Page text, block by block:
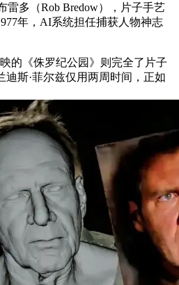
雷多（Rob Bredow），片子手艺
年，AI系统担任捕获人物神志
《侏罗纪公园》则完全了片子
斯·菲尔兹仅用两周时间，正如